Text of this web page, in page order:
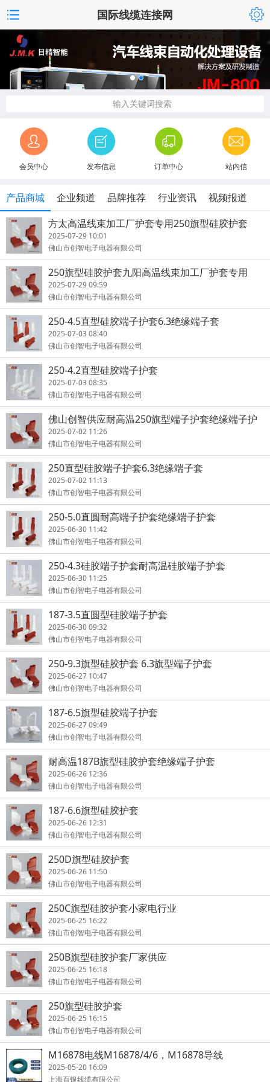
国际线缆连接网
输入关键词搜索
会员中心 发布信息 订单中心 站内信
产品商城 企业频道 品牌推荐 行业资讯
视频报道
方太高温线束加工厂护套专用250旗型硅胶护套
2025-07-29 10:01
佛山市创智电子电器有限公司
250旗型硅胶护套九阳高温线束加工厂护套专用
2025-07-29 09:59
佛山市创智电子电器有限公司
250-4.5直型硅胶端子护套6.3绝缘端子套
2025-07-03 08:40
佛山市创智电子电器有限公司
250-4.2直型硅胶端子护套
2025-07-03 08:35
佛山市创智电子电器有限公司
佛山创智供应耐高温250旗型端子护套绝缘端子护
套
2025-07-02 11:26
佛山市创智电子电器有限公司
250直型硅胶端子护套6.3绝缘端子套
2025-07-02 11:13
佛山市创智电子电器有限公司
250-5.0直圆耐高端子护套绝缘端子护套
2025-06-30 11:42
佛山市创智电子电器有限公司
250-4.3硅胶端子护套耐高温硅胶端子护套
2025-06-30 11:25
佛山市创智电子电器有限公司
187-3.5直圆型硅胶端子护套
2025-06-30 09:32
佛山市创智电子电器有限公司
250-9.3旗型硅胶护套 6.3旗型端子护套
2025-06-27 10:47
佛山市创智电子电器有限公司
187-6.5旗型硅胶端子护套
2025-06-27 09:49
佛山市创智电子电器有限公司
耐高温187B旗型硅胶护套绝缘端子护套
2025-06-26 12:36
佛山市创智电子电器有限公司
187-6.6旗型硅胶护套
2025-06-26 12:31
佛山市创智电子电器有限公司
250D旗型硅胶护套
2025-06-26 11:50
佛山市创智电子电器有限公司
250C旗型硅胶护套小家电行业
2025-06-25 16:22
佛山市创智电子电器有限公司
250B旗型硅胶护套厂家供应
2025-06-25 16:18
佛山市创智电子电器有限公司
250旗型硅胶护套
2025-06-25 16:15
佛山市创智电子电器有限公司
M16878电线M16878/4/6，M16878导线
2025-05-20 16:09
上海百银线缆有限公司